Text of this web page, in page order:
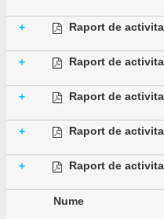
+ Raport de
+ Raport de
+ Raport de
+ Raport de
+ Raport de
Nume